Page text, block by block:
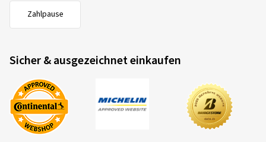
Zahlpause
Sicher & ausgezeichnet einkaufen